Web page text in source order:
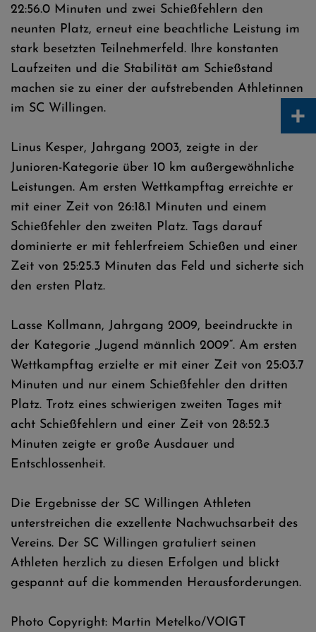
22:56.0 Minuten und zwei Schießfehlern den
neunten Platz, erneut eine beachtliche Leistung im
stark besetzten Teilnehmerfeld. Ihre konstanten
Laufzeiten und die Stabilität am Schießstand
machen sie zu einer der aufstrebenden Athletinnen
im SC Willingen.
Linus Kesper, Jahrgang 2003, zeigte in der
Junioren-Kategorie über 10 km außergewöhnliche
Leistungen. Am ersten Wettkampftag erreichte er
mit einer Zeit von 26:18.1 Minuten und einem
Schießfehler den zweiten Platz. Tags darauf
dominierte er mit fehlerfreiem Schießen und einer
Zeit von 25:25.3 Minuten das Feld und sicherte sich
den ersten Platz.
Lasse Kollmann, Jahrgang 2009, beeindruckte in
der Kategorie „Jugend männlich 2009“. Am ersten
Wettkampftag erzielte er mit einer Zeit von 25:03.7
Minuten und nur einem Schießfehler den dritten
Platz. Trotz eines schwierigen zweiten Tages mit
acht Schießfehlern und einer Zeit von 28:52.3
Minuten zeigte er große Ausdauer und
Entschlossenheit.
Die Ergebnisse der SC Willingen Athleten
unterstreichen die exzellente Nachwuchsarbeit des
Vereins. Der SC Willingen gratuliert seinen
Athleten herzlich zu diesen Erfolgen und blickt
gespannt auf die kommenden Herausforderungen.
Photo Copyright: Martin Metelko/VOIGT
+